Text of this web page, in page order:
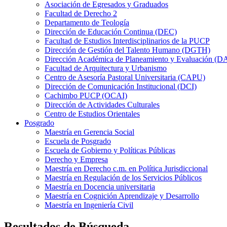
Asociación de Egresados y Graduados
Facultad de Derecho 2
Departamento de Teología
Dirección de Educación Continua (DEC)
Facultad de Estudios Interdisciplinarios de la PUCP
Dirección de Gestión del Talento Humano (DGTH)
Dirección Académica de Planeamiento y Evaluación
Facultad de Arquitectura y Urbanismo
Centro de Asesoría Pastoral Universitaria (CAPU)
Dirección de Comunicación Institucional (DCI)
Cachimbo PUCP (OCAI)
Dirección de Actividades Culturales
Centro de Estudios Orientales
Posgrado
Maestría en Gerencia Social
Escuela de Posgrado
Escuela de Gobierno y Políticas Públicas
Derecho y Empresa
Maestría en Derecho c.m. en Política Jurisdiccional
Maestría en Regulación de los Servicios Públicos
Maestría en Docencia universitaria
Maestría en Cognición Aprendizaje y Desarrollo
Maestría en Ingeniería Civil